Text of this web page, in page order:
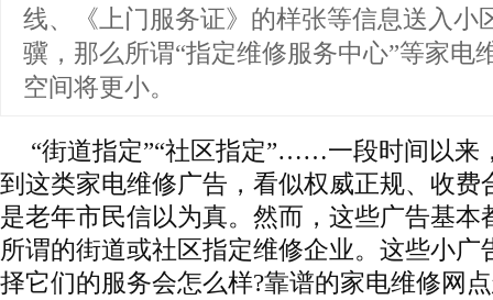
线、《上门服务证》的样张等信息送入小
骥，那么所谓“指定维修服务中心”等家电
空间将更小。
“街道指定”“社区指定”……一段时间以来
到这类家电维修广告，看似权威正规、收费
是老年市民信以为真。然而，这些广告基本
所谓的街道或社区指定维修企业。这些小广
择它们的服务会怎么样?靠谱的家电维修网